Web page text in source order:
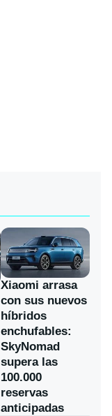
Xiaomi arrasa
con sus nuevos
híbridos
enchufables:
SkyNomad
supera las
100.000
reservas
anticipadas